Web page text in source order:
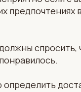
предпочтениях
спросить,